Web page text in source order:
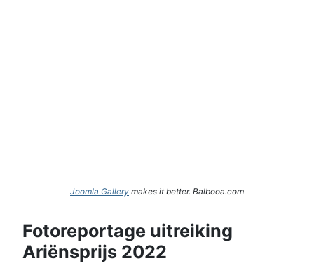
Joomla Gallery makes it better. Balbooa.com
Fotoreportage uitreiking
Ariënsprijs 2022